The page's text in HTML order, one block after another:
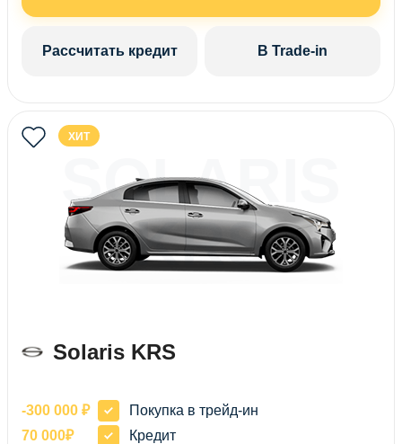
Рассчитать кредит В Trade-in
ХИТ
SOLARIS
KRS
Solaris KRS
-300 000 ₽
Покупка в трейд-ин
70 000₽
Кредит